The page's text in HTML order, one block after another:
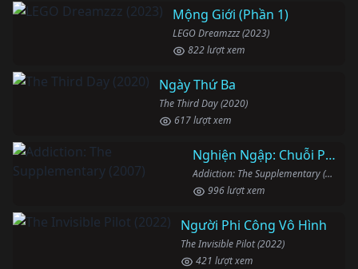
Mộng Giới (Phần 1)
LEGO Dreamzzz (2023)
822 lượt xem
Ngày Thứ Ba
The Third Day (2020)
617 lượt xem
Nghiện Ngập: Chuỗi Phim Bổ Trợ
Addiction: The Supplementary (2007)
996 lượt xem
Người Phi Công Vô Hình
The Invisible Pilot (2022)
421 lượt xem